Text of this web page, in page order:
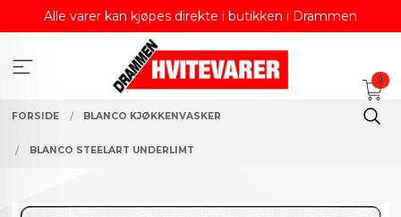
Alle varer kan kjøpes direkte i butikken i Drammen
0
FORSIDE BLANCO KJØKKENVASKER
BLANCO STEELART UNDERLIMT